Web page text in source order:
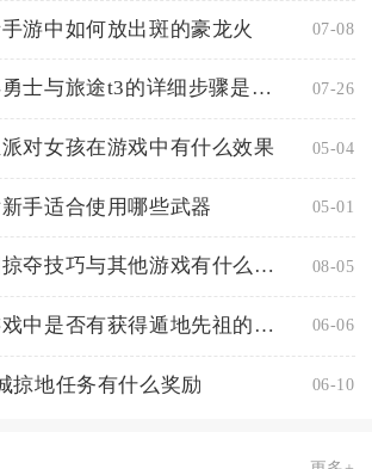
游中如何放出斑的豪龙火 07-08
如何获得勇士与旅途t3的详细步骤是什么 07-26
对女孩在游戏中有什么效果 05-04
手适合使用哪些武器 05-01
帝王三国掠夺技巧与其他游戏有什么不同 08-05
在光遇游戏中是否有获得遁地先祖的机会 06-06
掠地任务有什么奖励 06-10